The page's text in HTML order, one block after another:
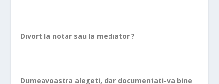
Divort la notar sau la mediator ?
Dumeavoastra alegeti, dar documentati-va bine